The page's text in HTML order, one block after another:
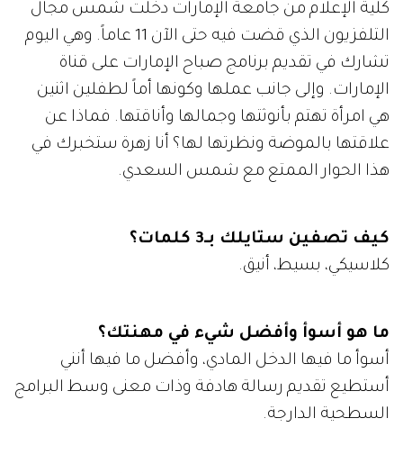
كلية الإعلام من جامعة الإمارات دخلت شمس مجال
التلفزيون الذي قضت فيه حتى الآن 11 عاماً. وهي اليوم
تشارك في تقديم برنامج صباح الإمارات على قناة
الإمارات. وإلى جانب عملها وكونها أماً لطفلين اثنين
هي امرأة تهتم بأنوثتها وجمالها وأناقتها. فماذا عن
علاقتها بالموضة ونظرتها لها؟ أنا زهرة ستخبرك في
هذا الحوار الممتع مع شمس السعدي.
كيف تصفين ستايلك بـ3 كلمات؟
كلاسيكي، بسيط، أنيق.
ما هو أسوأ وأفضل شيء في مهنتك؟
أسوأ ما فيها الدخل المادي، وأفضل ما فيها أنني
أستطيع تقديم رسالة هادفة وذات معنى وسط البرامج
السطحية الدارجة.